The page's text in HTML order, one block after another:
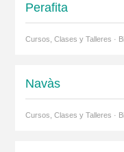
Perafita
Cursos, Clases y Talleres ·
Navàs
Cursos, Clases y Talleres ·